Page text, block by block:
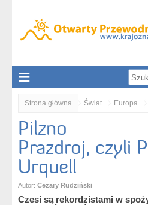
Strona główna Świat Europa
kraj pilzneński / Plzeňský kraj
Pilzno. Prazdroj, czyli Pilsner Urquell
Pilzno
Prazdroj, czyli
Urquell
Autor: Cezary Rudziński
Czesi są rekordzistami w